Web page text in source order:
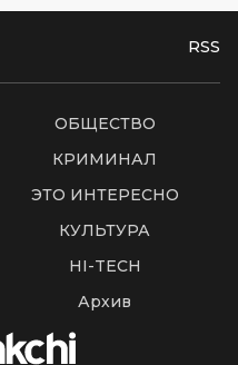
RSS
ОБЩЕСТВО
КРИМИНАЛ
ЭТО ИНТЕРЕСНО
КУЛЬТУРА
HI-TECH
Архив